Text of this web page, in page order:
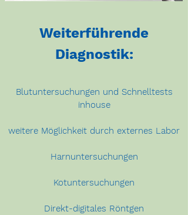
Weiterführende
Diagnostik:
Blutuntersuchungen und Schnelltests
inhouse
weitere Möglichkeit durch externes Labor
Harnuntersuchungen
Kotuntersuchungen
Direkt-digitales Röntgen